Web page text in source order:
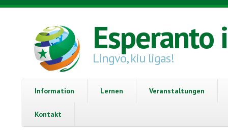
Direkt zum Inhalt
Esperanto
Lingvo, kiu ligas!
Information Lernen Veranstaltungen
Kontakt